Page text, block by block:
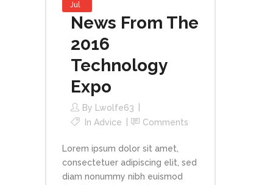
Jul
News From The
2016
Technology
Expo
By
Lwolfe63
In Advice Comments
Lorem ipsum dolor sit amet,
consectetuer adipiscing elit, sed
diam nonummy nibh euismod